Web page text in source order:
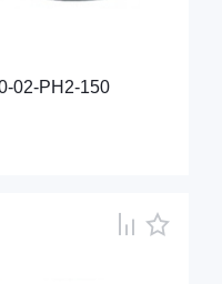
02-PH2-150